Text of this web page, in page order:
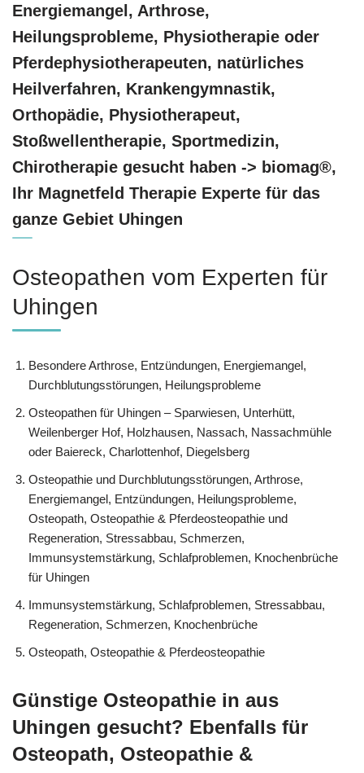
Energiemangel, Arthrose,
Heilungsprobleme, Physiotherapie oder
Pferdephysiotherapeuten, natürliches
Heilverfahren, Krankengymnastik,
Orthopädie, Physiotherapeut,
Stoßwellentherapie, Sportmedizin,
Chirotherapie gesucht haben -> biomag®,
Ihr Magnetfeld Therapie Experte für das
ganze Gebiet Uhingen
Osteopathen vom Experten für
Uhingen
Besondere Arthrose, Entzündungen, Energiemangel,
Durchblutungsstörungen, Heilungsprobleme
Osteopathen für Uhingen – Sparwiesen, Unterhütt,
Weilenberger Hof, Holzhausen, Nassach, Nassachmühle
oder Baiereck, Charlottenhof, Diegelsberg
Osteopathie und Durchblutungsstörungen, Arthrose,
Energiemangel, Entzündungen, Heilungsprobleme,
Osteopath, Osteopathie & Pferdeosteopathie und
Regeneration, Stressabbau, Schmerzen,
Immunsystemstärkung, Schlafproblemen, Knochenbrüche
für Uhingen
Immunsystemstärkung, Schlafproblemen, Stressabbau,
Regeneration, Schmerzen, Knochenbrüche
Osteopath, Osteopathie & Pferdeosteopathie
Günstige Osteopathie in aus
Uhingen gesucht? Ebenfalls für
Osteopath, Osteopathie &